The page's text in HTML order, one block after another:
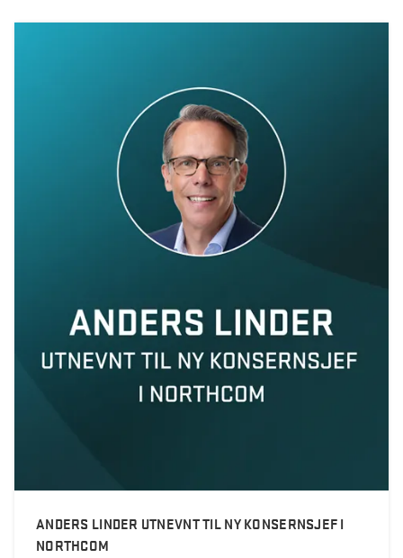
ANDERS LINDER UTNEVNT TIL NY KONSERNSJEF I
NORTHCOM